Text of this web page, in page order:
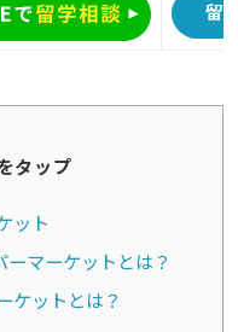
留
タップ
ット
マーケットとは？
ケットとは？